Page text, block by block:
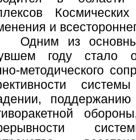
и
из основных
году стало
методического